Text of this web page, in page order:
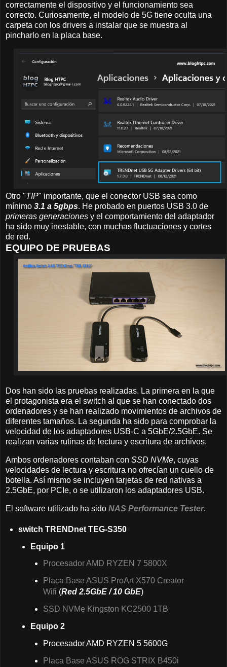
correctamente el dispositivo y el funcionamiento sea
correcto. Curiosamente, el modelo de 5G tiene oculta una
carpeta con los drivers a instalar que se muestra al
pincharlo en la placa base.
Otro "TIP" importante, que el conector USB sea como
mínimo 3.1 a 5gbps. He probado en puertos USB 3.0 de
primeras generaciones y el comportamiento del adaptador
ha sido muy inestable, con muchas fluctuaciones y cortes
de red.
EQUIPO DE PRUEBAS
Dos han sido las pruebas realizadas. La primera en la que
el protagonista era el switch al que se han conectado dos
ordenadores y se han realizado movimientos de archivos de
diferentes tamaños. La segunda ha sido para comprobar la
velocidad de los adaptadores USB-C a 5GbE/2.5GbE. Se
realizan varias rutinas de lectura y escritura de archivos.
Ambos ordenadores contaban con SSD NVMe, cuyas
velocidades de lectura y escritura no ofrecían un cuello de
botella. Así mismo se incluyen tarjetas de red nativas a
2.5GbE, por PCIe, o se utilizaron los adaptadores USB.
El software utilizado ha sido NAS Performance Tester.
switch TRENDnet TEG-S350
Equipo 1
Procesador AMD RYZEN 7 5800X
Placa Base ASUS ProArt X570 Creator
Wifi (Red 2.5GbE / 10 GbE)
SSD NVMe Kingston KC2500 1TB
Equipo 2
Procesador AMD RYZEN 5 5600G
Placa Base ASUS ROG STRIX B450i